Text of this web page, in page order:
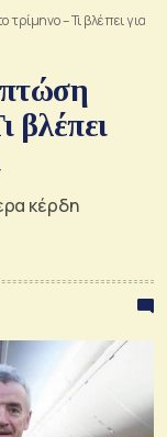
– Τι βλέπει για
βλέπει
κέρδη